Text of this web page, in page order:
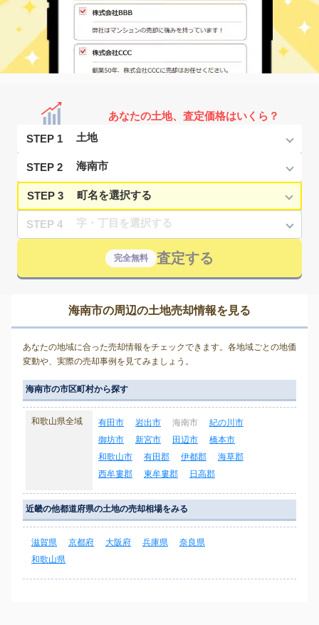
あなたの土地、査定価格はいくら？
STEP 1
STEP 2
STEP 3
STEP 4
完全無料 査定する
海南市の周辺の土地売却情報を見る
あなたの地域に合った売却情報をチェックできます。各地域ごとの地価
変動や、実際の売却事例を見てみましょう。
海南市の市区町村から探す
和歌山県全域 有田市 岩出市 海南市
紀の川市
御坊市
新宮市 田辺市
橋本市
和歌山市
有田郡 伊都郡
海草郡
西牟婁郡
東牟婁郡 日高郡
近畿の他都道府県の土地の売却相場をみる
滋賀県 京都府 大阪府 兵庫県
奈良県
和歌山県